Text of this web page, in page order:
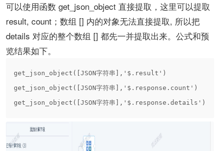
可以使用函数 get_json_object 直接提取，这里可以提取
result, count；数组 [] 内的对象无法直接提取, 所以把
details 对应的整个数组 [] 都先一并提取出来。公式和预
览结果如下。
get_json_object([JSON字符串],'$.result')
get_json_object([JSON字符串],'$.response.count')
get_json_object([JSON字符串],'$.response.details')